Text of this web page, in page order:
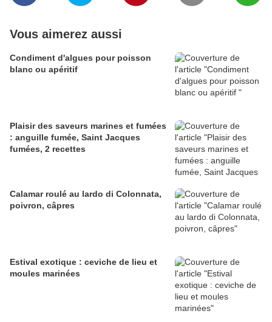
Vous aimerez aussi
Condiment d'algues pour poisson
blanc ou apéritif
Plaisir des saveurs marines et fumées
: anguille fumée, Saint Jacques
fumées, 2 recettes
Calamar roulé au lardo di Colonnata,
poivron, câpres
Estival exotique : ceviche de lieu et
moules marinées